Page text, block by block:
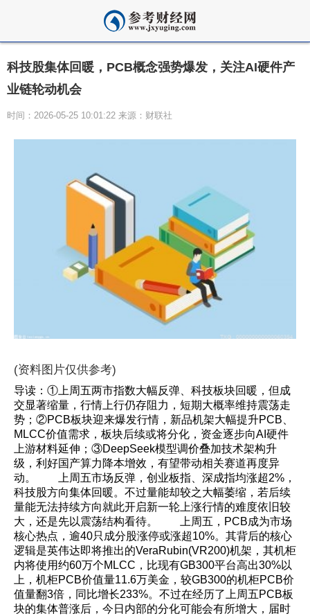
科技股集体回暖，PCB概念强势爆发，关注AI硬件产
业链轮动机会
时间：2026-05-25 10:01:22 来源：财联社
(资料图片仅供参考)
导读：①上周五两市指数大幅反弹、科技板块回暖，但成
交显著缩量，行情上行仍存阻力，短期大概率维持震荡走
势；②PCB板块迎来爆发行情，新品机架大幅提升PCB、
MLCC价值需求，板块后续或将分化，资金逐步向AI硬件
上游材料延伸；③DeepSeek模型调价叠加技术架构升
级，利好国产算力降本增效，有望带动相关赛道再度异
动。 上周五市场反弹，创业板指、深成指均涨超2%，
科技股方向集体回暖。不过量能却较之大幅萎缩，若后续
量能无法持续方向就此开启新一轮上涨行情的难度依旧较
大，还是先以震荡结构看待。 上周五，PCB成为市场
核心热点，逾40只成分股涨停或涨超10%。其背后的核心
逻辑是英伟达即将推出的VeraRubin(VR200)机架，其机柜
内将使用约60万个MLCC，比现有GB300平台高出30%以
上，机柜PCB价值量11.6万美金，较GB300的机柜PCB价
值量翻3倍，同比增长233%。不过在经历了上周五PCB板
块的集体普涨后，今日内部的分化可能会有所增大，届时